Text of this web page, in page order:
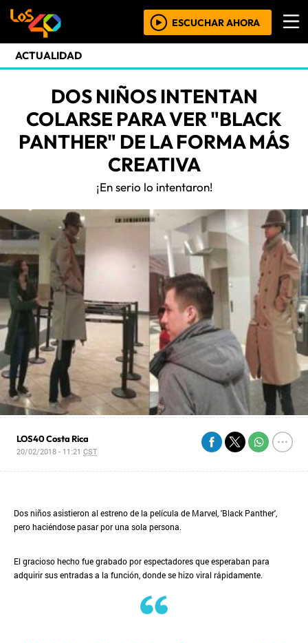
ESCUCHAR AHORA
ACTUALIDAD
DOS NIÑOS INTENTAN
COLARSE PARA VER "BLACK
PANTHER" DE LA FORMA MÁS
CREATIVA
¡En serio lo intentaron!
LOS40 Costa Rica
20/02/2018 - 11:21CST
Dos niños asistieron al estreno de la película de Marvel, 'Black Panther',
pero haciéndose pasar por una sola persona.
El gracioso hecho fue grabado por espectadores que esperaban para
adquirir sus entradas a la función, donde se hizo viral rápidamente.